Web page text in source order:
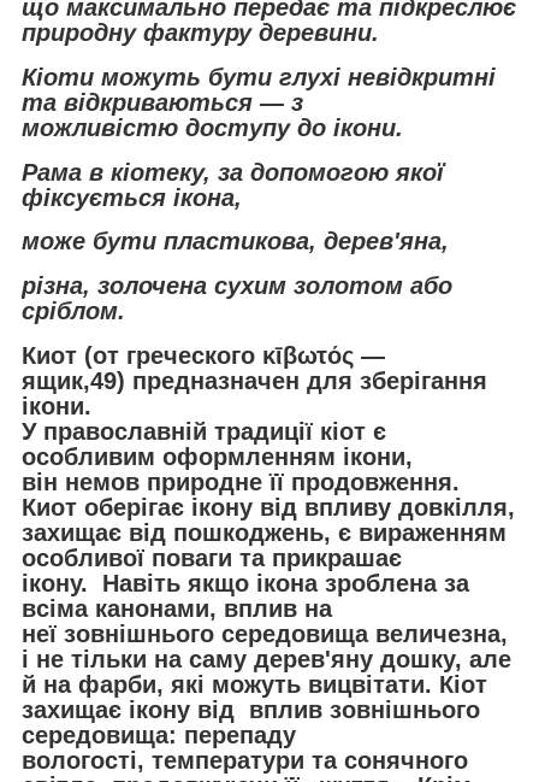
що максимально передає та підкреслює
природну фактуру деревини.
Кіоти можуть бути глухі невідкритні
та відкриваються — з
можливістю доступу до ікони.
Рама в кіотеку, за допомогою якої
фіксується ікона,
може бути пластикова, дерев'яна,
різна, золочена сухим золотом або
сріблом.
Киот (от греческого κῑβωτός —
ящик,49) предназначен для зберігання
ікони.
У православній традиції кіот є
особливим оформленням ікони,
він немов природне її продовження.
Киот оберігає ікону від впливу довкілля,
захищає від пошкоджень, є вираженням
особливої поваги та прикрашає
ікону. Навіть якщо ікона зроблена за
всіма канонами, вплив на
неї зовнішнього середовища величезна,
і не тільки на саму дерев'яну дошку, але
й на фарби, які можуть вицвітати. Кіот
захищає ікону від вплив зовнішнього
середовища: перепаду
вологості, температури та сонячного